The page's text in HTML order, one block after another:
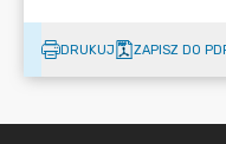
DRUKUJ ZAPISZ DO